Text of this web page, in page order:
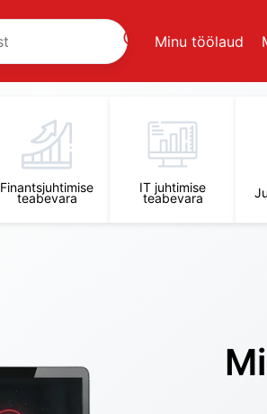
Minu töölaud
Finantsjuhtimise
teabevara
IT juhtimise
teabevara